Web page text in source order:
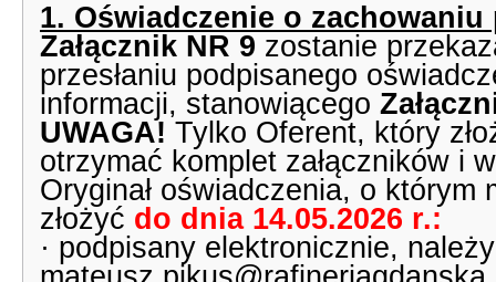
1. Oświadczenie o
Załącznik NR 9 zostanie
przesłaniu podpisanego
informacji, stanowiącego
UWAGA! Tylko Oferent, który
otrzymać komplet załączników i
Oryginał oświadczenia, o
złożyć do dnia 14.05.2026 r.:
· podpisany elektronicznie,